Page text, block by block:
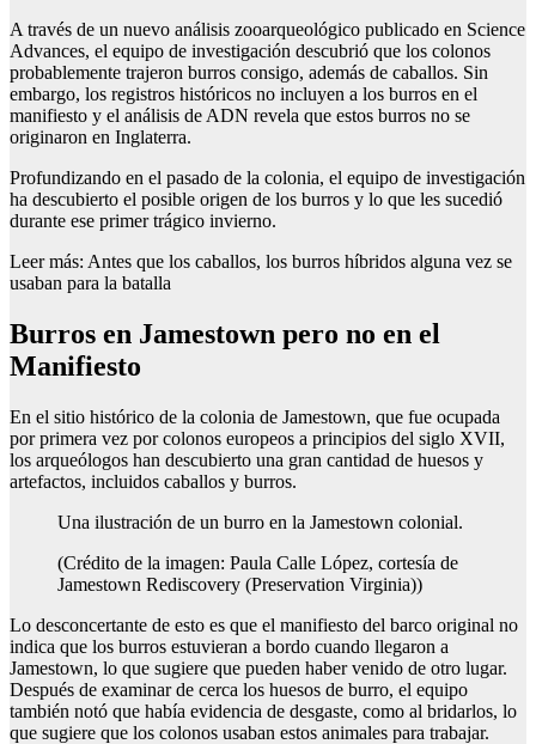
A través de un nuevo análisis zooarqueológico publicado en Science
Advances, el equipo de investigación descubrió que los colonos
probablemente trajeron burros consigo, además de caballos. Sin
embargo, los registros históricos no incluyen a los burros en el
manifiesto y el análisis de ADN revela que estos burros no se
originaron en Inglaterra.
Profundizando en el pasado de la colonia, el equipo de investigación
ha descubierto el posible origen de los burros y lo que les sucedió
durante ese primer trágico invierno.
Leer más: Antes que los caballos, los burros híbridos alguna vez se
usaban para la batalla
Burros en Jamestown pero no en el
Manifiesto
En el sitio histórico de la colonia de Jamestown, que fue ocupada
por primera vez por colonos europeos a principios del siglo XVII,
los arqueólogos han descubierto una gran cantidad de huesos y
artefactos, incluidos caballos y burros.
Una ilustración de un burro en la Jamestown colonial.
(Crédito de la imagen: Paula Calle López, cortesía de
Jamestown Rediscovery (Preservation Virginia))
Lo desconcertante de esto es que el manifiesto del barco original no
indica que los burros estuvieran a bordo cuando llegaron a
Jamestown, lo que sugiere que pueden haber venido de otro lugar.
Después de examinar de cerca los huesos de burro, el equipo
también notó que había evidencia de desgaste, como al bridarlos, lo
que sugiere que los colonos usaban estos animales para trabajar.